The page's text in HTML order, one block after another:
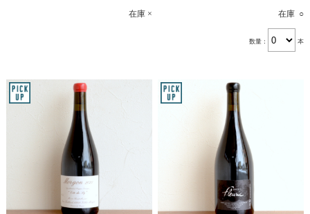
在庫 × 在庫 ○
数量： 本